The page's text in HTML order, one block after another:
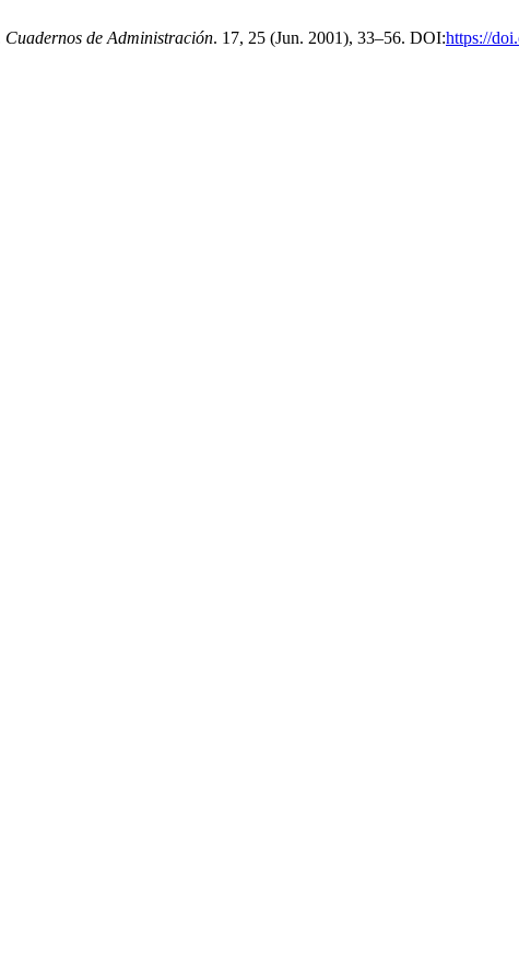
Cuadernos de Administración. 17, 25 (Jun. 2001), 33–56. DOI:https://